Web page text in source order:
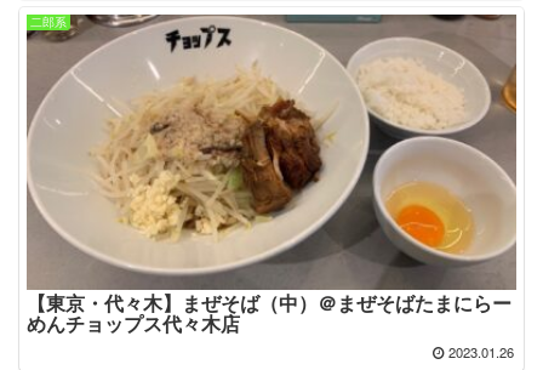
二郎系
【東京・代々木】まぜそば（中）＠まぜそばたまにらー
めんチョップス代々木店
2023.01.26